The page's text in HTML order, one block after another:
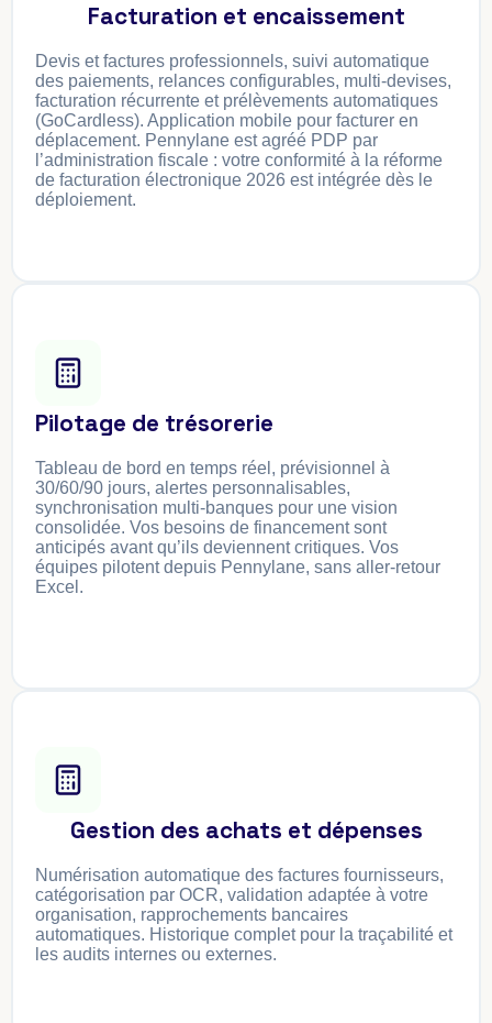
Facturation et encaissement
Devis et factures professionnels, suivi automatique
des paiements, relances configurables, multi-devises,
facturation récurrente et prélèvements automatiques
(GoCardless). Application mobile pour facturer en
déplacement. Pennylane est agréé PDP par
l’administration fiscale : votre conformité à la réforme
de facturation électronique 2026 est intégrée dès le
déploiement.
Pilotage de trésorerie
Tableau de bord en temps réel, prévisionnel à
30/60/90 jours, alertes personnalisables,
synchronisation multi-banques pour une vision
consolidée. Vos besoins de financement sont
anticipés avant qu’ils deviennent critiques. Vos
équipes pilotent depuis Pennylane, sans aller-retour
Excel.
Gestion des achats et dépenses
Numérisation automatique des factures fournisseurs,
catégorisation par OCR, validation adaptée à votre
organisation, rapprochements bancaires
automatiques. Historique complet pour la traçabilité et
les audits internes ou externes.